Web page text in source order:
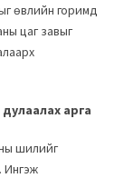
өвлийн горимд
цаг завыг
дулаалах арга
шилийг
Ингэж